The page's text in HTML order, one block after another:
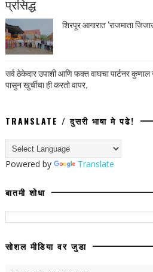
प्रसिद्ध
शिरपूर आगारात ‘राजमाता
सर्व ठेकेदार उपाशी आणि फक्त वाघचा पार्टनर
पासुन खुर्चीचा ही करतो वापर,
TRANSLATE / दुसरी भाषा मे पढे!
Powered by Translate
बातमी शोधा
सोशल मीडिया वर जुडा